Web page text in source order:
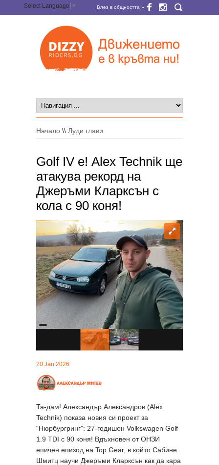
Select Language ▼ Влез в общността »
Начало \\ Луди глави
Golf IV е! Alex Technik ще
атакува рекорд на
Джеръми Кларксън с
кола с 90 коня!
20 Jan 2026
Та-дам! Александър Александров (Alex
Technik) показа новия си проект за
“Нюрбургринг”: 27-годишен Volkswagen Golf
1.9 TDI с 90 коня! Вдъхновен от ОНЗИ
епичен епизод на Top Gear, в който Сабине
Шмитц научи Джеръми Кларксън как да кара